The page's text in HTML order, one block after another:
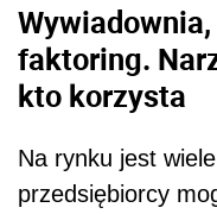
faktoring.
kto korzysta
Na rynku jest
przedsiębiorcy